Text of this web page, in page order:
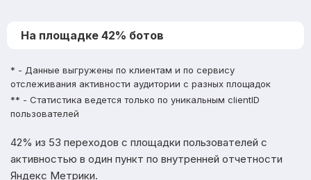
На площадке 42% ботов
* - Данные выгружены по клиентам и по сервису
отслеживания активности аудитории с разных площадок
** - Статистика ведется только по уникальным clientID
пользователей
42% из 53 переходов с площадки пользователей с
активностью в один пункт по внутренней отчетности
Яндекс Метрики.